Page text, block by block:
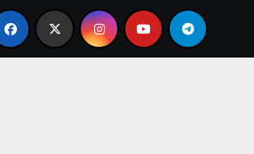
Drive Brand Growth and Customer